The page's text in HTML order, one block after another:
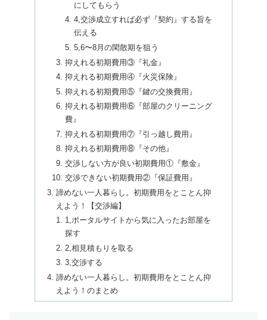
にしてもらう
4,交渉成立すれば必ず『契約』する旨を
伝える
5,6〜8月の閑散期を狙う
抑えれる初期費用③『礼金』
抑えれる初期費用④『火災保険』
抑えれる初期費用⑤『鍵の交換費用』
抑えれる初期費用⑥『部屋のクリーニング
費』
抑えれる初期費用⑦『引っ越し費用』
抑えれる初期費用⑧『その他』
交渉しない方が良い初期費用①『敷金』
交渉できない初期費用②『保証費用』
諦めない一人暮らし。初期費用をとことん抑
えよう！【交渉編】
1,ポータルサイトから気に入ったお部屋を
探す
2,相見積もりを取る
3,交渉する
諦めない一人暮らし。初期費用をとことん抑
えよう！のまとめ